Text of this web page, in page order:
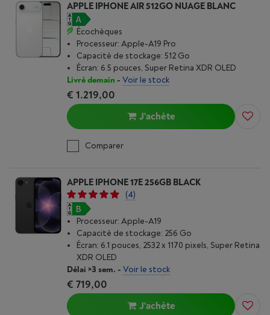
APPLE IPHONE AIR 512GO NUAGE BLANC
Écochèques
Processeur: Apple-A19 Pro
Capacité de stockage: 512 Go
Écran: 6.5 pouces, Super Retina XDR OLED
Livré demain - Voir le stock
€ 1.219,00
J'achète
Comparer
APPLE IPHONE 17E 256GB BLACK
(4)
Processeur: Apple-A19
Capacité de stockage: 256 Go
Écran: 6.1 pouces, 2532 x 1170 pixels, Super Retina
XDR OLED
Délai >3 sem. - Voir le stock
€ 719,00
J'achète